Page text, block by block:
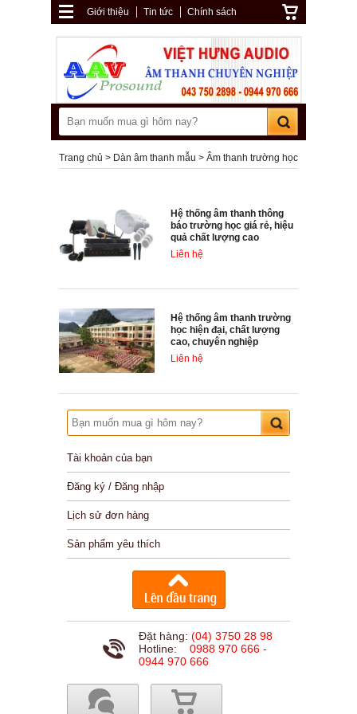
Giới thiệu Tin tức Chính sách
Trang chủ Dàn âm thanh mẫu Âm thanh trường học
Hệ thống âm thanh thông
báo trường học giá rẻ, hiệu
quả chất lượng cao
Liên hệ
Hệ thống âm thanh trường
học hiện đại, chất lượng
cao, chuyên nghiệp
Liên hệ
Tài khoản của bạn
Đăng ký / Đăng nhập
Lịch sử đơn hàng
Sản phẩm yêu thích
Đặt hàng: (04) 3750 28 98
Hotline: 0988 970 666 -
0944 970 666